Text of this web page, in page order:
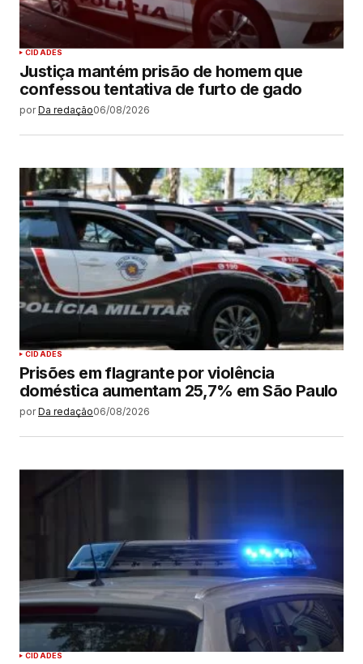
CIDADES
Justiça mantém prisão de homem que
confessou tentativa de furto de gado
por Da redação06/08/2026
CIDADES
Prisões em flagrante por violência
doméstica aumentam 25,7% em São Paulo
por Da redação06/08/2026
CIDADES